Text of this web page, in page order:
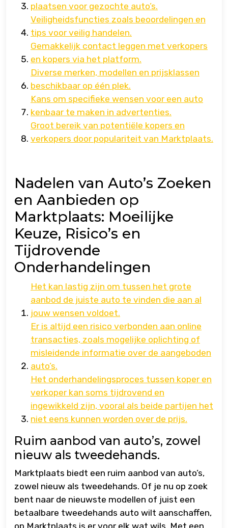
plaatsen voor gezochte auto’s.
Veiligheidsfuncties zoals beoordelingen en
tips voor veilig handelen.
Gemakkelijk contact leggen met verkopers
en kopers via het platform.
Diverse merken, modellen en prijsklassen
beschikbaar op één plek.
Kans om specifieke wensen voor een auto
kenbaar te maken in advertenties.
Groot bereik van potentiële kopers en
verkopers door populariteit van Marktplaats.
Nadelen van Auto’s Zoeken
en Aanbieden op
Marktplaats: Moeilijke
Keuze, Risico’s en
Tijdrovende
Onderhandelingen
Het kan lastig zijn om tussen het grote
aanbod de juiste auto te vinden die aan al
jouw wensen voldoet.
Er is altijd een risico verbonden aan online
transacties, zoals mogelijke oplichting of
misleidende informatie over de aangeboden
auto’s.
Het onderhandelingsproces tussen koper en
verkoper kan soms tijdrovend en
ingewikkeld zijn, vooral als beide partijen het
niet eens kunnen worden over de prijs.
Ruim aanbod van auto’s, zowel
nieuw als tweedehands.
Marktplaats biedt een ruim aanbod van auto’s,
zowel nieuw als tweedehands. Of je nu op zoek
bent naar de nieuwste modellen of juist een
betaalbare tweedehands auto wilt aanschaffen,